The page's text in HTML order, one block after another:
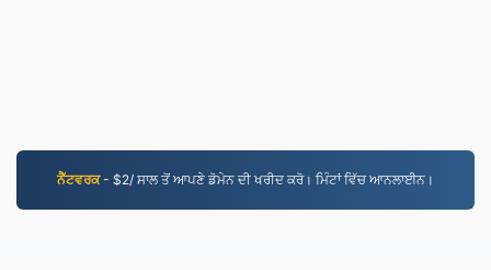
ਨੈੱਟਵਰਕ- $2/ ਸਾਲ ਤੋਂ ਆਪਣੇ ਡੋਮੇਨ ਦੀ ਖਰੀਦ ਕਰੋ। ਮਿੰਟਾਂ ਵਿੱਚ ਆਨਲਾਈਨ।